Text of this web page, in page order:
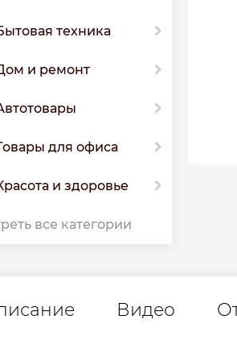
техника
и ремонт
для офиса
и здоровье
все категории
Видео